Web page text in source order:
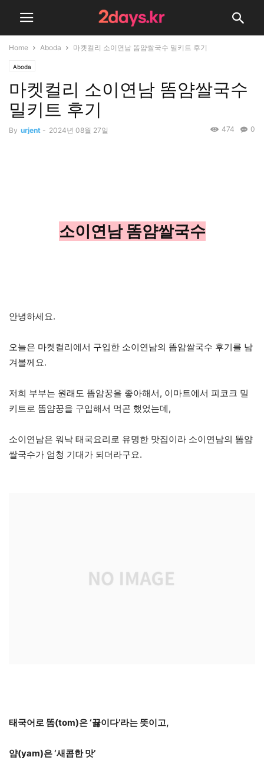
Home Aboda 마켓컬리 소이연남 똠얌쌀국수 밀키트 후기
Aboda
마켓컬리 소이연남 똠얌쌀국수
밀키트 후기
By urjent - 2024년 08월 27일 0
474
소이연남 똠얌쌀국수
안녕하세요.
오늘은 마켓컬리에서 구입한 소이연남의 똠얌쌀국수 후기를 남
겨볼께요.
저희 부부는 원래도 똠얌꿍을 좋아해서, 이마트에서 피코크 밀
키트로 똠얌꿍을 구입해서 먹곤 했었는데,
소이연남은 워낙 태국요리로 유명한 맛집이라 소이연남의 똠얌
쌀국수가 엄청 기대가 되더라구요.
태국어로 똠(tom)은 ‘끓이다’라는 뜻이고,
얌(yam)은 ‘새콤한 맛’